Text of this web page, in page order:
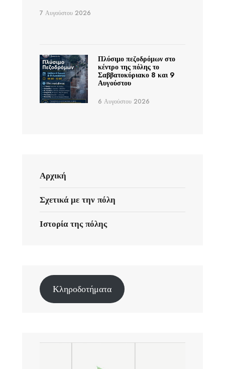
7 Αυγούστου 2026
Πλύσιμο πεζοδρόμων στο
κέντρο της πόλης το
Σαββατοκύριακο 8 και 9
Αυγούστου
6 Αυγούστου 2026
Αρχική
Σχετικά με την πόλη
Ιστορία της πόλης
Κληροδοτήματα